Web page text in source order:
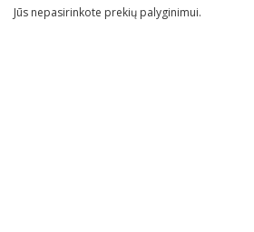
Jūs nepasirinkote prekių palyginimui.